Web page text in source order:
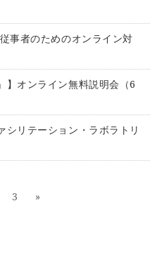
事者のためのオンライン対
オンライン無料説明会（6
シリテーション・ラボラトリ
3 »